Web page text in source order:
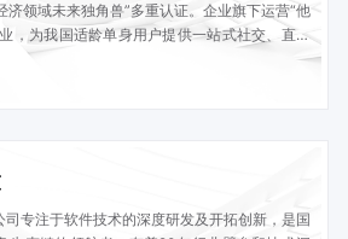
济领域未来独角兽”多重认证。企业旗下运营“他
，为我国适龄单身用户提供一站式社交、直播
盖用户2亿。海豹信息以关注用户、尊重用户、
，把创造社会价值，赢得用户喜爱当做企业奋
专注于软件技术的深度研发及开拓创新，是国